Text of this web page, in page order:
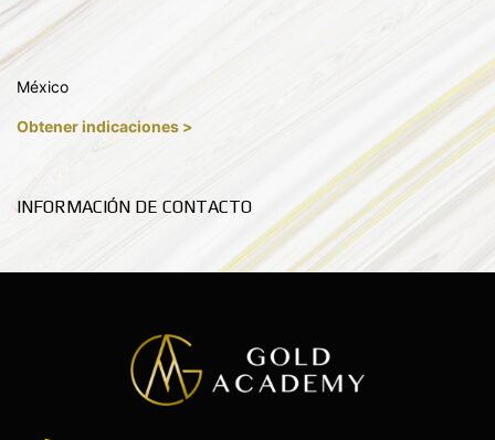
México
Obtener indicaciones >
INFORMACIÓN DE CONTACTO